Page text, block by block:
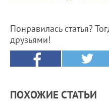
Понравилась статья?
друзьями!
ПОХОЖИЕ СТАТЬИ